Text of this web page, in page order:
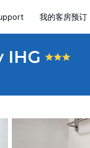
我的客房预订
IHG